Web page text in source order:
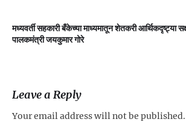
मध्यवर्ती सहकारी बँकेच्या माध्यमातून शेतकरी आर्थिकदृष्ट्या
पालकमंत्री जयकुमार गोरे
Leave a Reply
Your email address will not be published.